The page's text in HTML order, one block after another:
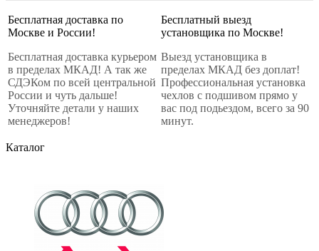
Бесплатная доставка по
Москве и России!
Бесплатная доставка курьером
в пределах МКАД! А так же
СДЭКом по всей центральной
России и чуть дальше!
Уточняйте детали у наших
менеджеров!
Бесплатный выезд
установщика по Москве!
Выезд установщика в
пределах МКАД без доплат!
Профессиональная установка
чехлов с подшивом прямо у
вас под подьездом, всего за 90
минут.
Каталог